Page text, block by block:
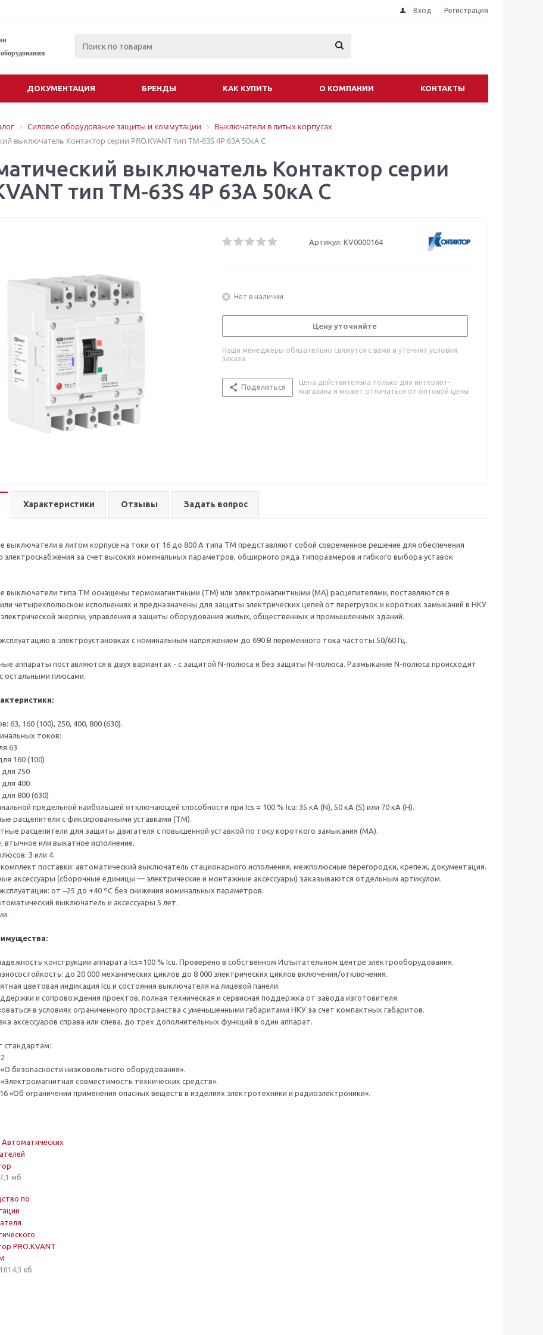
Вход Регистрация
ДОКУМЕНТАЦИЯ БРЕНДЫ КАК КУПИТЬ О КОМПАНИИ КОНТАКТЫ
Силовое оборудование защиты и коммутации
Выключатели в литых корпусах
выключатель Контактор серии PRO.KVANT тип TM-63S 4P 63А 50кА C
выключатель Контактор серии
тип TM-63S 4P 63А 50кА C
Артикул: KV0000164
Нет в наличии
Цену уточняйте
Наши менеджеры обязательно свяжутся с вами и уточнят условия
заказа
Поделиться
Цена действительна только для интернет-
магазина и может отличаться от оптовой цены
Характеристики Отзывы Задать вопрос
выключатели в литом корпусе на токи от 16 до 800 А типа ТМ представляют собой современное решение для обеспечения
электроснабжения за счет высоких номинальных параметров, обширного ряда типоразмеров и гибкого выбора уставок
выключатели типа ТМ оснащены термомагнитными (TM) или электромагнитными (MA) расцепителями, поставляются в
четырехполюсном исполнениях и предназначены для защиты электрических цепей от перегрузок и коротких замыканий в НКУ
энергии, управления и защиты оборудования жилых, общественных и промышленных зданий.
в электроустановках с номинальным напряжением до 690 В переменного тока частоты 50/60 Гц.
аппараты поставляются в двух вариантах - с защитой N-полюса и без защиты N-полюса. Размыкание N-полюса происходит
остальными плюсами.
63, 160 (100), 250, 400, 800 (630).
токов:
63
160 (100)
250
400
800 (630)
предельной наибольшей отключающей способности при Ics = 100 % Icu: 35 кА (N), 50 кА (S) или 70 кА (H).
расцепители с фиксированными уставками (TM).
расцепители для защиты двигателя с повышенной уставкой по току короткого замыкания (МА).
втычное или выкатное исполнение.
3 или 4.
поставки: автоматический выключатель стационарного исполнения, межполюсные перегородки, крепеж, документация.
аксессуары (сборочные единицы — электрические и монтажные аксессуары) заказываются отдельным артикулом.
от −25 до +40 ºС без снижения номинальных параметров.
выключатель и аксессуары 5 лет.
конструкции аппарата Ics=100 % Icu. Проверено в собственном Испытательном центре электрооборудования.
до 20 000 механических циклов до 8 000 электрических циклов включения/отключения.
цветовая индикация Icu и состояния выключателя на лицевой панели.
и сопровождения проектов, полная техническая и сервисная поддержка от завода изготовителя.
в условиях ограниченного пространства с уменьшенными габаритами НКУ за счет компактных габаритов.
аксессуаров справа или слева, до трех дополнительных функций в один аппарат.
стандартам:
безопасности низковольтного оборудования».
совместимость технических средств».
«Об ограничении применения опасных веществ в изделиях электротехники и радиоэлектроники».
Автоматических
мб
по
PRO.KVANT
кб